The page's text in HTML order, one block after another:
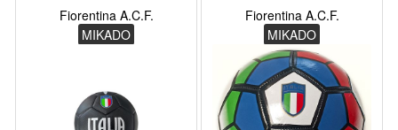
Fiorentina A.C.F.
MIKADO
Fiorentina A.C.F.
MIKADO